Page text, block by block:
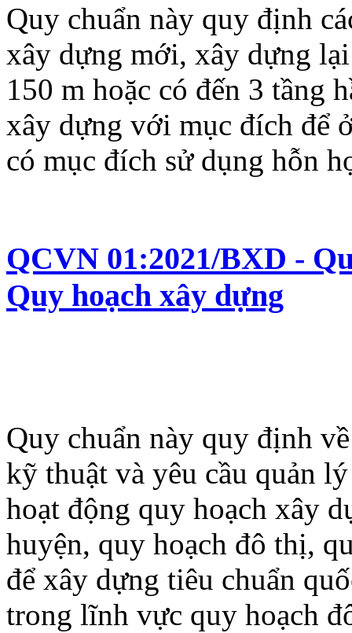
Quy chuẩn này quy định
xây dựng mới, xây dựng
150 m hoặc có đến 3 tầng
xây dựng với mục đích để
có mục đích sử dụng hỗn
QCVN 01:2021/BXD -
Quy hoạch xây dựng
Quy chuẩn này quy định
kỹ thuật và yêu cầu quản
hoạt động quy hoạch xây
huyện, quy hoạch đô thị,
để xây dựng tiêu chuẩn
trong lĩnh vực quy hoạch